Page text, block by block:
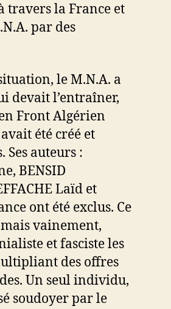
travers la France et
par des
le M.N.A. a
devait l’entraîner,
Front Algérien
été créé et
auteurs :
BENSID
Laïd et
ont été exclus. Ce
mais vainement,
et fasciste les
des offres
Un seul individu,
soudoyer par le